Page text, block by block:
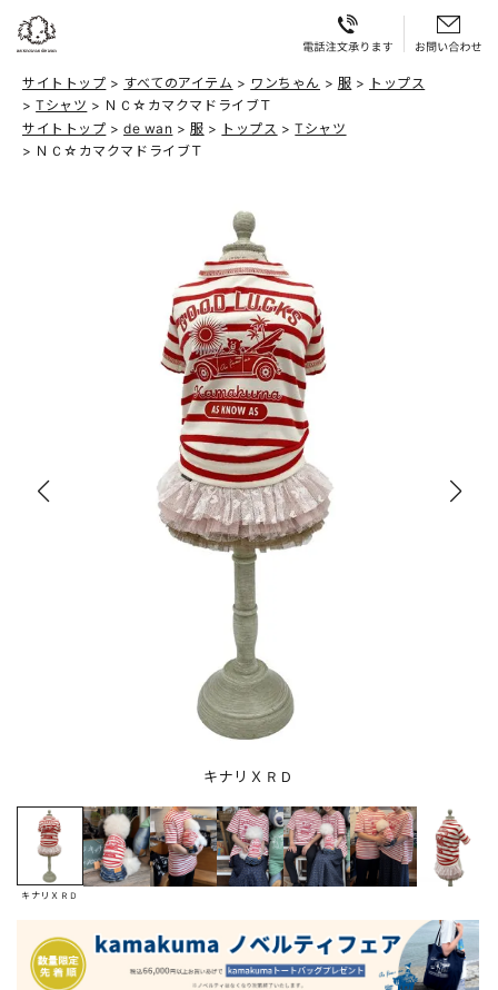
サイトトップ すべてのアイテム ワンちゃん 服
トップス
Tシャツ
ＮＣ☆カマクマドライブＴ
サイトトップ
de wan 服 トップス
Tシャツ
ＮＣ☆カマクマドライブＴ
キナリＸＲＤ
キナリＸＲＤ